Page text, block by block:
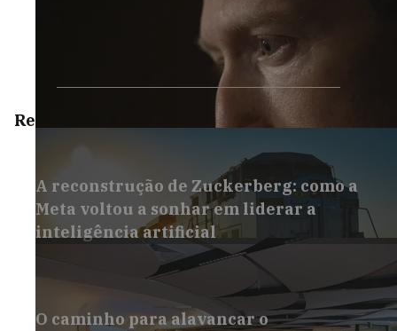
Reportagens Especiais
A reconstrução de Zuckerberg: como a
Meta voltou a sonhar em liderar a
inteligência artificial
O caminho para alavancar o